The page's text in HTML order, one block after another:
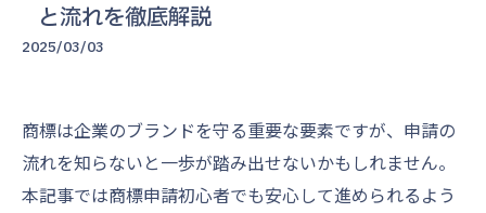
と流れを徹底解説
2025/03/03
商標は企業のブランドを守る重要な要素ですが、申請の
流れを知らないと一歩が踏み出せないかもしれません。
本記事では商標申請初心者でも安心して進められるよう